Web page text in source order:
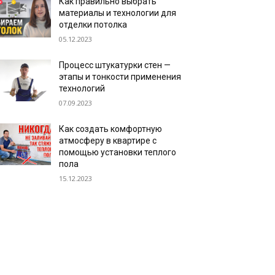
материалы и технологии для
отделки потолка
05.12.2023
Процесс штукатурки стен —
этапы и тонкости применения
технологий
07.09.2023
Как создать комфортную
атмосферу в квартире с
помощью установки теплого
пола
15.12.2023